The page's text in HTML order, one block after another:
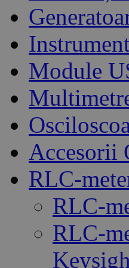
Module
Accesorii
RLC-
RLC-
RLC-